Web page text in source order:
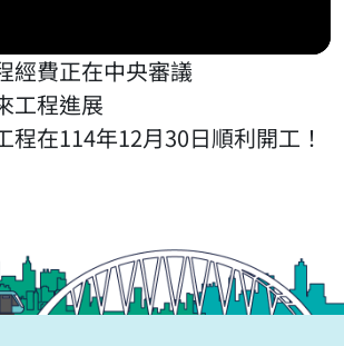
經費正在中央審議
工程進展
程在114年12月30日順利開工！